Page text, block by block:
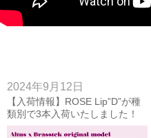
2024年9月12日
【入荷情報】ROSE Lip”D”が種
類別で3本入荷いたしました！